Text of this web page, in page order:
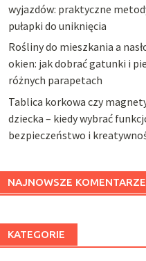
wyjazdów: praktyczne
pułapki do uniknięcia
Rośliny do mieszkania a
okien: jak dobrać gatunki i
różnych parapetach
Tablica korkowa czy
dziecka – kiedy wybrać
bezpieczeństwo i
NAJNOWSZE KOMENTARZE
KATEGORIE